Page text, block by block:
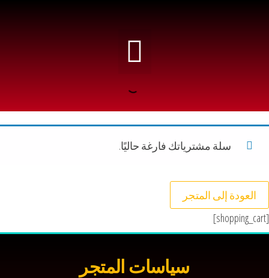
سلة مشترياتك فارغة حاليًا.
العودة إلى المتجر
[shopping_cart]
سياسات المتجر